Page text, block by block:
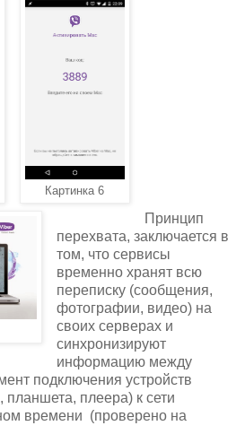
Картинка 6
Принцип
перехвата, заключается в
том, что сервисы
временно хранят всю
переписку (сообщения,
фотографии, видео) на
своих серверах и
синхронизируют
информацию между
подключения устройств
планшета, плеера) к сети
времени (проверено на